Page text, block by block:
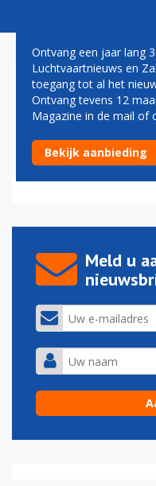
GO-PRO
GoPro stopt met
08-01-2018 - 20:37
Meld u
Ontvang een jaar lang
Luchtvaartnieuws en
toegang tot al het
Ontvang tevens 12
Magazine in de mail of
Bekijk aanbieding